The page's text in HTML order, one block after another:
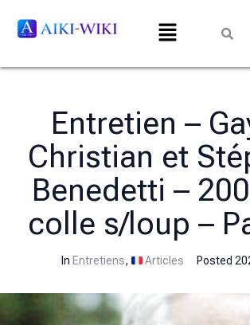
Entretien –
Christian et
Benedetti –
colle s/loup –
In Entretiens, Articles Posted